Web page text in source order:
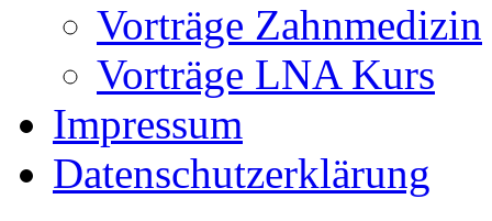
Vorträge Zahnmedizin
Vorträge LNA Kurs
Impressum
Datenschutzerklärung